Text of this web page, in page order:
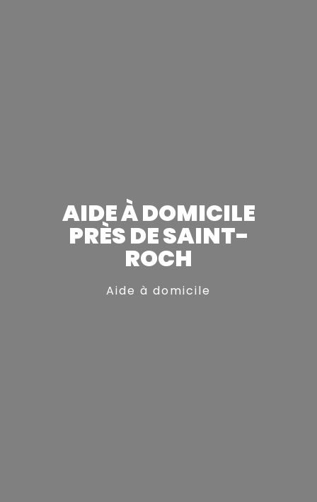
AIDE À DOMICILE
PRÈS DE SAINT-
ROCH
Aide à domicile